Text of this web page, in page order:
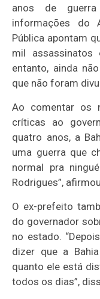
anos de
informações do
Pública apontam
mil
entanto, ainda
que não foram
Ao comentar os
críticas ao
quatro anos, a
uma guerra que
normal pra
Rodrigues”,
O ex-prefeito
do governador
no estado.
dizer que a
quanto ele está
todos os dias”,